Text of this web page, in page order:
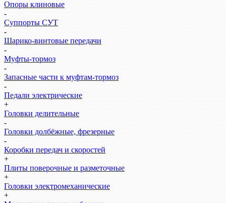
Опоры клиновые
-
Суппорты СУТ
-
Шарико-винтовые передачи
-
Муфты-тормоз
-
Запасные части к муфтам-тормоз
-
Педали электрические
+
Головки делительные
-
Головки долбёжные, фрезерные
-
Коробки передач и скоростей
+
Плиты поверочные и разметочные
+
Головки электромеханические
+